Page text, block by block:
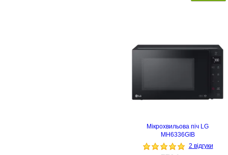
Мікрохвильова піч LG
MH6336GIB
2 відгуки